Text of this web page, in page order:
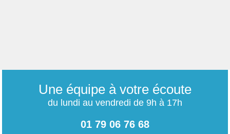
Une équipe à votre écoute
du lundi au vendredi de 9h à 17h
01 79 06 76 68